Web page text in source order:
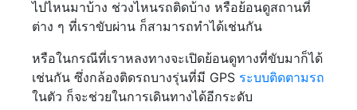
ไปไหนมาบ้าง ช่วงไหนรถติดบ้าง หรือย้อนดูสถานที่
ต่าง ๆ ที่เราขับผ่าน ก็สามารถทำได้เช่นกัน
หรือในกรณีที่เราหลงทางจะเปิดย้อนดูทางที่ขับมาก็ได้
เช่นกัน ซึ่งกล้องติดรถบางรุ่นที่มี GPS ระบบติดตามรถ
ในตัว ก็จะช่วยในการเดินทางได้อีกระดับ